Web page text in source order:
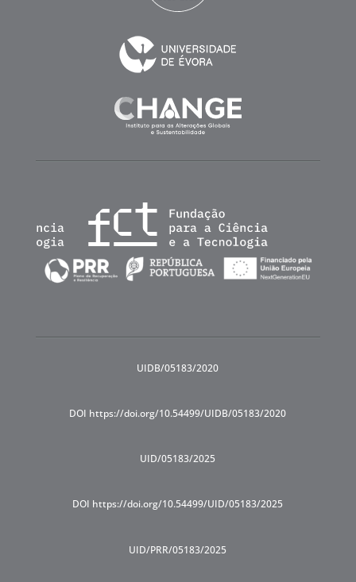
UIDB/05183/2020
DOI https://doi.org/10.54499/UIDB/05183/2020
UID/05183/2025
DOI https://doi.org/10.54499/UID/05183/2025
UID/PRR/05183/2025